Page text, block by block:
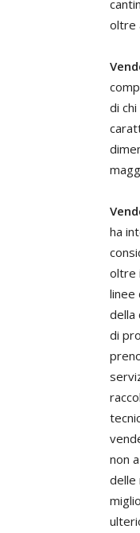
oltre
di
ha
oltre
linee
della
di
non
delle